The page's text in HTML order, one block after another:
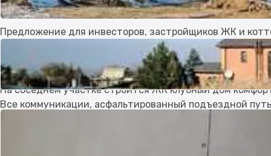
Описание продавца
Предложение для инвесторов, застройщиков ЖК и
Также удобно для строительства гостиничного
Продажа земельного участка площадью 38 соток.
В мкр. Таужолы, экологически чистого предгорного
На соседнем участке строится ЖК клубный дом
Все коммуникации, асфальтированный подъездной